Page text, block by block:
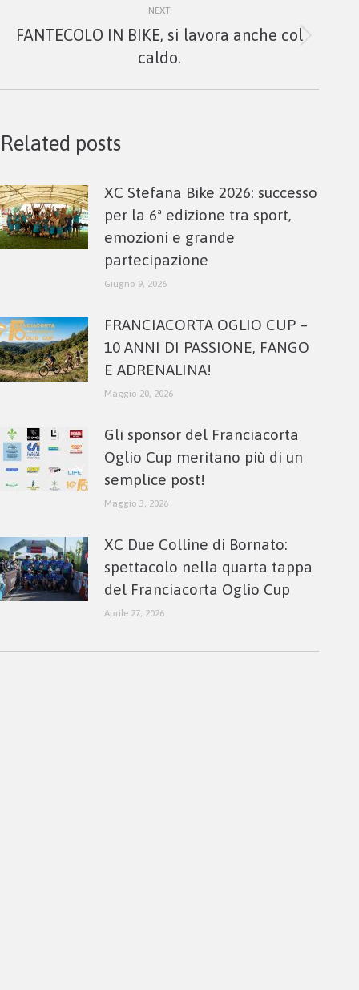
NEXT
Next
post:
FANTECOLO IN BIKE, si lavora anche col
caldo.
Related posts
XC Stefana Bike 2026: successo
per la 6ª edizione tra sport,
emozioni e grande
partecipazione
Giugno 9, 2026
FRANCIACORTA OGLIO CUP –
10 ANNI DI PASSIONE, FANGO
E ADRENALINA!
Maggio 20, 2026
Gli sponsor del Franciacorta
Oglio Cup meritano più di un
semplice post!
Maggio 3, 2026
XC Due Colline di Bornato:
spettacolo nella quarta tappa
del Franciacorta Oglio Cup
Aprile 27, 2026